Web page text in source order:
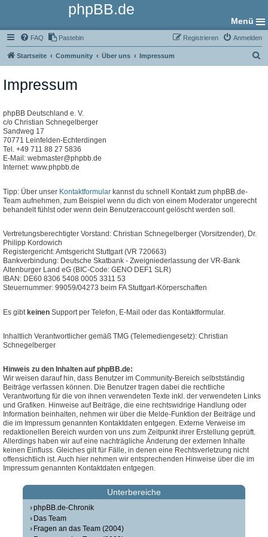
phpBB.de
Menü
FAQ Pastebin Anmelden
Registrieren
Startseite Community Über uns Impressum
Impressum
phpBB Deutschland e. V.
c/o Christian Schnegelberger
Sandweg 17
70771 Leinfelden-Echterdingen
Tel. +49 711 88 27 5836
E-Mail: webmaster@phpbb.de
Internet: www.phpbb.de
Tipp: Über unser Kontaktformular kannst du schnell Kontakt zum phpBB.de-
Team aufnehmen, zum Beispiel wenn du dich von einem Moderator ungerecht
behandelt fühlst oder wenn dein Benutzeraccount gelöscht werden soll.
Vertretungsberechtigter Vorstand: Christian Schnegelberger (Vorsitzender), Dr.
Philipp Kordowich
Registergericht: Amtsgericht Stuttgart (VR 720663)
Bankverbindung: Deutsche Skatbank - Zweigniederlassung der VR-Bank
Altenburger Land eG (BIC-Code: GENO DEF1 SLR)
IBAN: DE60 8306 5408 0005 3311 53
Steuernummer: 99059/04273 beim FA Stuttgart-Körperschaften
Es gibt keinen Support per Telefon, E-Mail oder das Kontaktformular.
Inhaltlich Verantwortlicher gemäß TMG (Telemediengesetz): Christian
Schnegelberger
Hinweis zu den Inhalten auf phpBB.de:
Wir weisen darauf hin, dass Benutzer im Community-Bereich selbstständig
Beiträge verfassen können. Die Benutzer tragen dabei die rechtliche
Verantwortung für die von ihnen verwendeten Texte inkl. der verwendeten Links
und Grafiken. Hinweise auf Beiträge, die eine rechtswidrige Handlung oder
Information beinhalten, nehmen wir über die Melde-Funktion der Beiträge und
die im Impressum genannten Kontaktdaten entgegen. Externe Verweise im
redaktionellen Bereich wurden von uns zum Zeitpunkt ihrer Erstellung geprüft.
Allerdings haben wir auf eine nachträgliche Änderung der externen Inhalte
keinen Einfluss. Gleiches gilt für Fälle, in denen eine Rechtsverletzung nicht
offensichtlich ist. Auch hier nehmen wir entsprechenden Hinweise über die im
Impressum genannten Kontaktdaten entgegen.
Unterbereiche
phpBB.de-Chronik
Das Team
Fragen an das Team (2004)